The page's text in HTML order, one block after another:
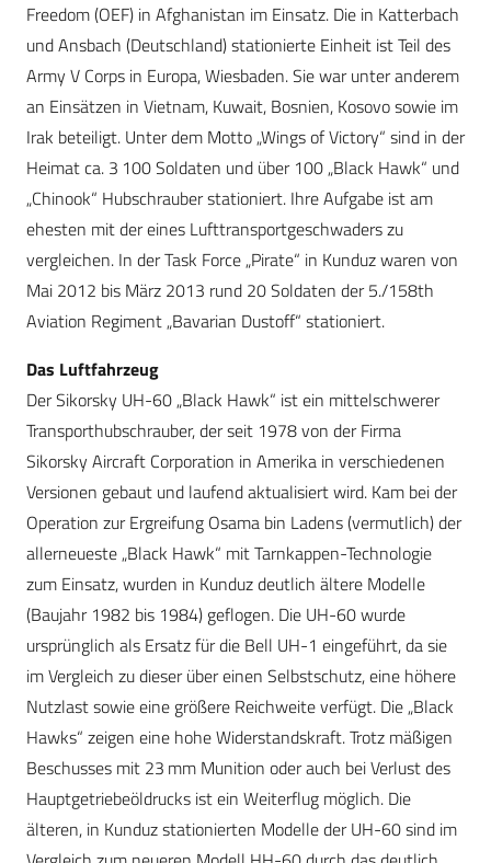
Freedom (OEF) in Afghanistan im Einsatz. Die in Katterbach
und Ansbach (Deutschland) stationierte Einheit ist Teil des
Army V Corps in Europa, Wiesbaden. Sie war unter anderem
an Einsätzen in Vietnam, Kuwait, Bosnien, Kosovo sowie im
Irak beteiligt. Unter dem Motto „Wings of Victory“ sind in der
Heimat ca. 3 100 Soldaten und über 100 „Black Hawk“ und
„Chinook“ Hubschrauber stationiert. Ihre Aufgabe ist am
ehesten mit der eines Lufttransportgeschwaders zu
vergleichen. In der Task Force „Pirate“ in Kunduz waren von
Mai 2012 bis März 2013 rund 20 Soldaten der 5./158th
Aviation Regiment „Bavarian Dustoff“ stationiert.
Das Luftfahrzeug
Der Sikorsky UH-60 „Black Hawk“ ist ein mittelschwerer
Transporthubschrauber, der seit 1978 von der Firma
Sikorsky Aircraft Corporation in Amerika in verschiedenen
Versionen gebaut und laufend aktualisiert wird. Kam bei der
Operation zur Ergreifung Osama bin Ladens (vermutlich) der
allerneueste „Black Hawk“ mit Tarnkappen-Technologie
zum Einsatz, wurden in Kunduz deutlich ältere Modelle
(Baujahr 1982 bis 1984) geflogen. Die UH-60 wurde
ursprünglich als Ersatz für die Bell UH-1 eingeführt, da sie
im Vergleich zu dieser über einen Selbstschutz, eine höhere
Nutzlast sowie eine größere Reichweite verfügt. Die „Black
Hawks“ zeigen eine hohe Widerstandskraft. Trotz mäßigen
Beschusses mit 23 mm Munition oder auch bei Verlust des
Hauptgetriebeöldrucks ist ein Weiterflug möglich. Die
älteren, in Kunduz stationierten Modelle der UH-60 sind im